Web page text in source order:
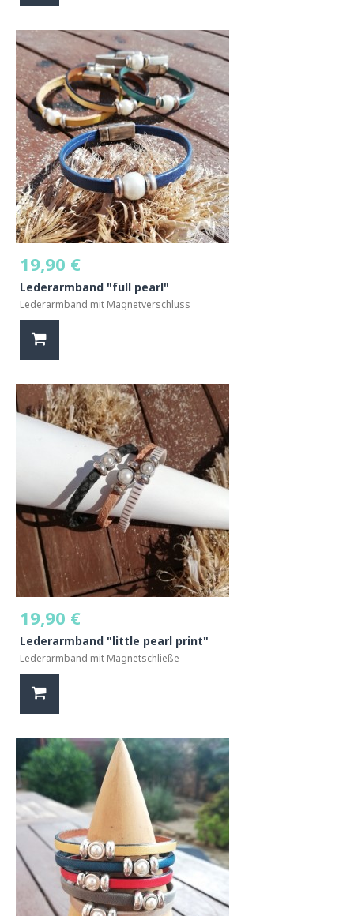
19,90 €
Lederarmband "full pearl"
Lederarmband mit Magnetverschluss
19,90 €
Lederarmband "little pearl print"
Lederarmband mit Magnetschließe